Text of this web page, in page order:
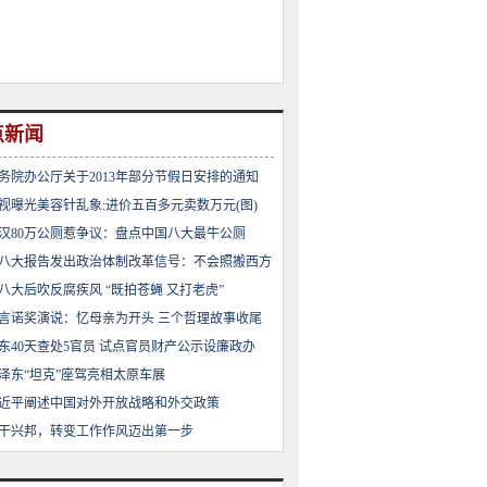
闻
院办公厅关于2013年部分节假日安排的通知
曝光美容针乱象:进价五百多元卖数万元(图)
80万公厕惹争议：盘点中国八大最牛公厕
大报告发出政治体制改革信号：不会照搬西方
大后吹反腐疾风 “既拍苍蝇 又打老虎”
诺奖演说：忆母亲为开头 三个哲理故事收尾
40天查处5官员 试点官员财产公示设廉政办
东“坦克”座驾亮相太原车展
平阐述中国对外开放战略和外交政策
兴邦，转变工作作风迈出第一步